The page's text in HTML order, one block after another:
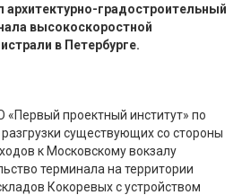
архитектурно-градостроительный
высокоскоростной
в Петербурге.
проектный институт» по
существующих со стороны
к Московскому вокзалу
терминала на территории
Кокоревых с устройством